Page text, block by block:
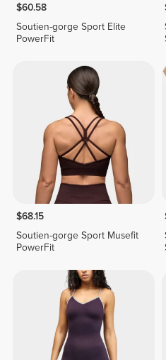
$60.58
Soutien-gorge Sport Elite
PowerFit
$68.15
Soutien-gorge Sport Musefit
PowerFit